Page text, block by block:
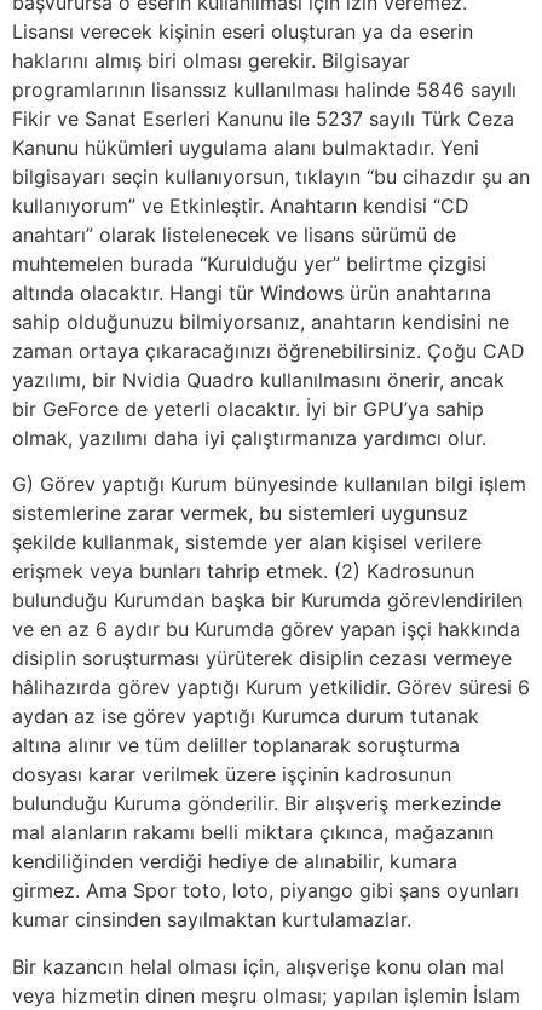
Lisansı verecek kişinin eseri oluşturan ya da eserin
haklarını almış biri olması gerekir. Bilgisayar
programlarının lisanssız kullanılması halinde 5846 sayılı
Fikir ve Sanat Eserleri Kanunu ile 5237 sayılı Türk Ceza
Kanunu hükümleri uygulama alanı bulmaktadır. Yeni
bilgisayarı seçin kullanıyorsun, tıklayın “bu cihazdır şu an
kullanıyorum” ve Etkinleştir. Anahtarın kendisi “CD
anahtarı” olarak listelenecek ve lisans sürümü de
muhtemelen burada “Kurulduğu yer” belirtme çizgisi
altında olacaktır. Hangi tür Windows ürün anahtarına
sahip olduğunuzu bilmiyorsanız, anahtarın kendisini ne
zaman ortaya çıkaracağınızı öğrenebilirsiniz. Çoğu CAD
yazılımı, bir Nvidia Quadro kullanılmasını önerir, ancak
bir GeForce de yeterli olacaktır. İyi bir GPU’ya sahip
olmak, yazılımı daha iyi çalıştırmanıza yardımcı olur.
G) Görev yaptığı Kurum bünyesinde kullanılan bilgi işlem
sistemlerine zarar vermek, bu sistemleri uygunsuz
şekilde kullanmak, sistemde yer alan kişisel verilere
erişmek veya bunları tahrip etmek. (2) Kadrosunun
bulunduğu Kurumdan başka bir Kurumda görevlendirilen
ve en az 6 aydır bu Kurumda görev yapan işçi hakkında
disiplin soruşturması yürüterek disiplin cezası vermeye
hâlihazırda görev yaptığı Kurum yetkilidir. Görev süresi 6
aydan az ise görev yaptığı Kurumca durum tutanak
altına alınır ve tüm deliller toplanarak soruşturma
dosyası karar verilmek üzere işçinin kadrosunun
bulunduğu Kuruma gönderilir. Bir alışveriş merkezinde
mal alanların rakamı belli miktara çıkınca, mağazanın
kendiliğinden verdiği hediye de alınabilir, kumara
girmez. Ama Spor toto, loto, piyango gibi şans oyunları
kumar cinsinden sayılmaktan kurtulamazlar.
Bir kazancın helal olması için, alışverişe konu olan mal
veya hizmetin dinen meşru olması; yapılan işlemin İslam